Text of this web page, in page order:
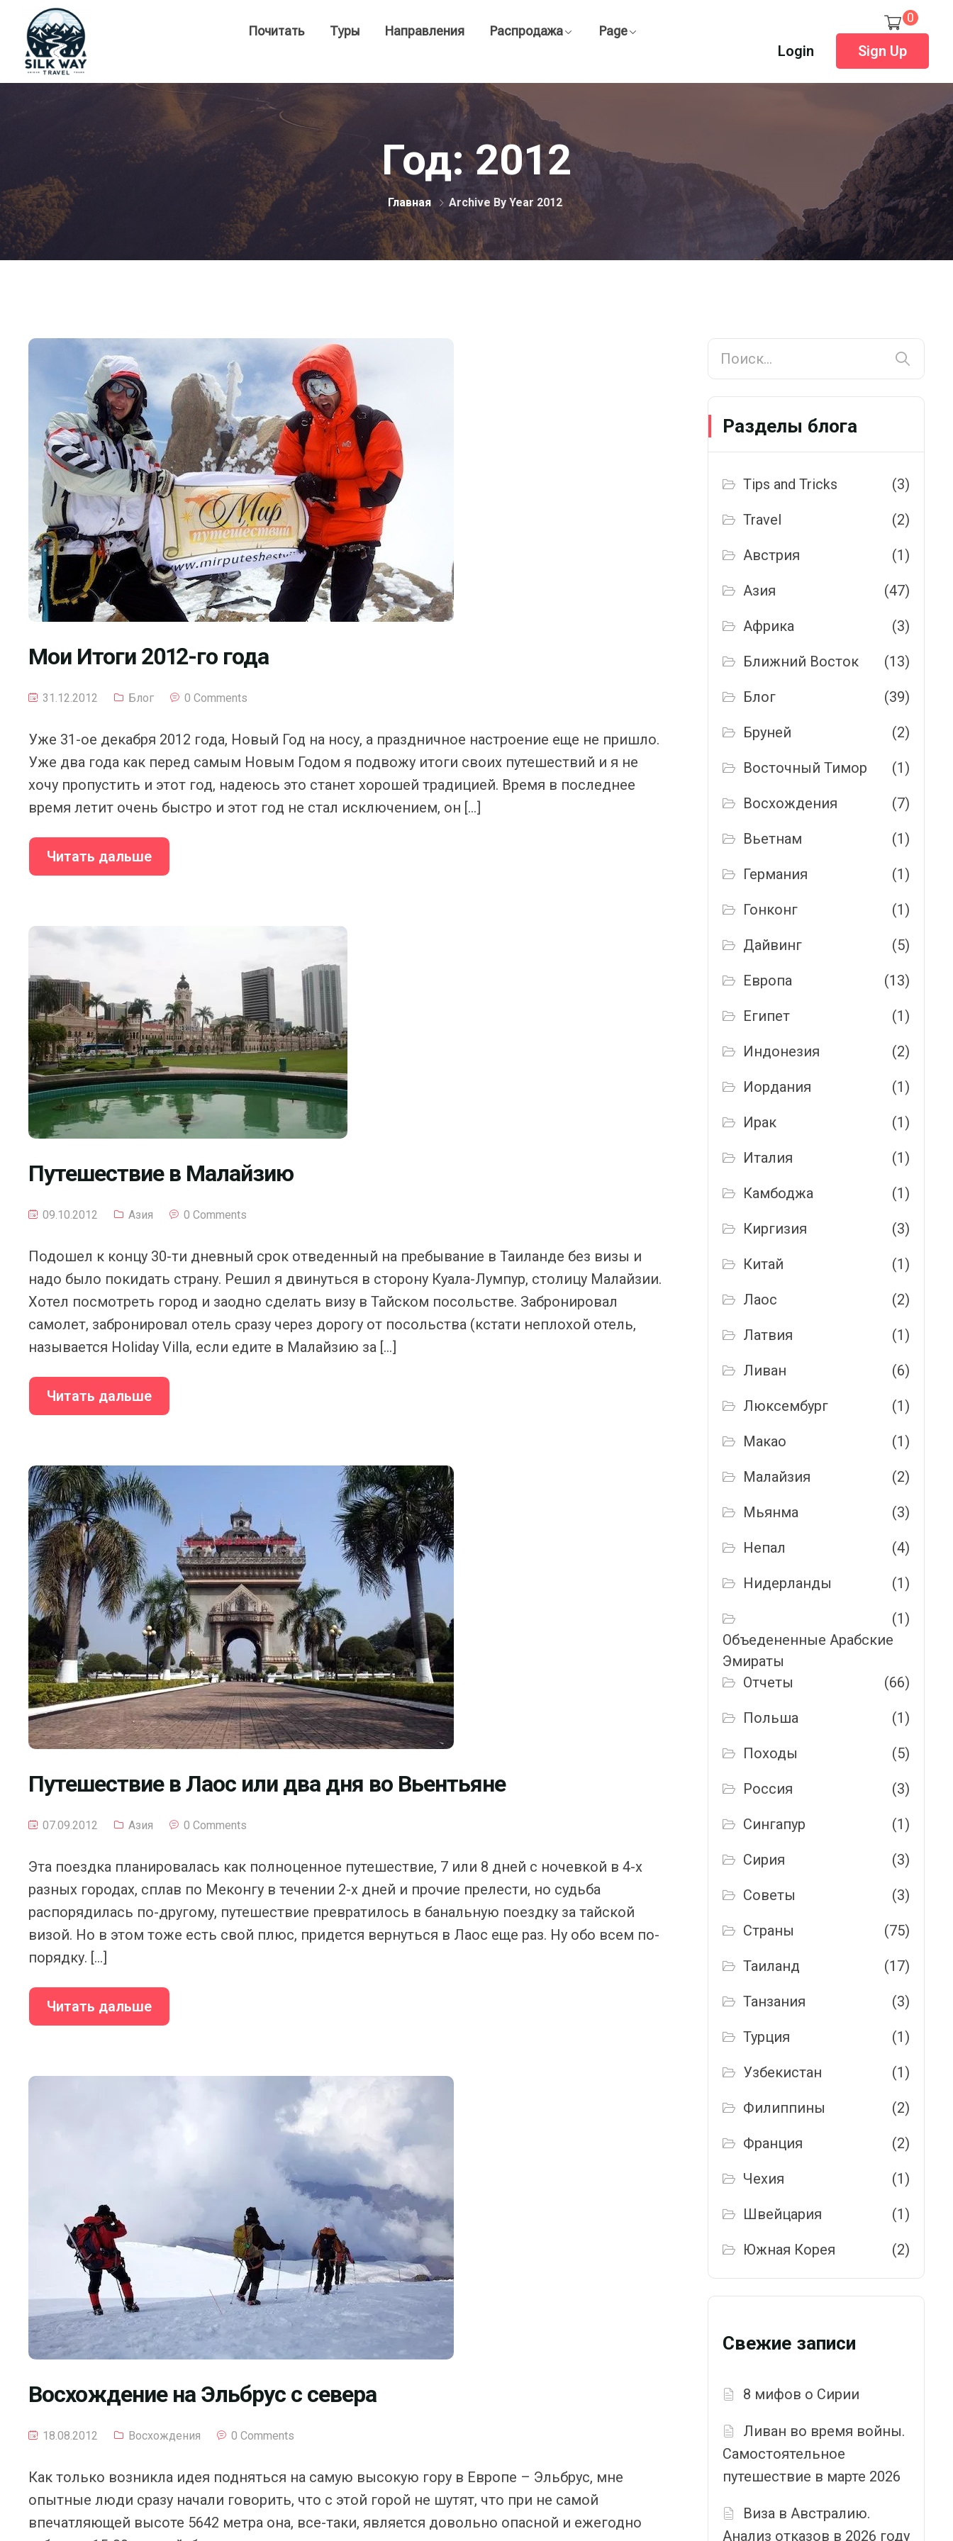
Почитать Туры Направления Распродажа Page
0
Login Sign Up
Год:2012
Главная Archive By Year 2012
Мои Итоги 2012-го года
31.12.2012 Блог 0 Comments
Уже 31-ое декабря 2012 года, Новый Год на носу, а праздничное настроение еще не пришло.
Уже два года как перед самым Новым Годом я подвожу итоги своих путешествий и я не
хочу пропустить и этот год, надеюсь это станет хорошей традицией. Время в последнее
время летит очень быстро и этот год не стал исключением, он […]
Читать дальше
Путешествие в Малайзию
09.10.2012 Азия 0 Comments
Подошел к концу 30-ти дневный срок отведенный на пребывание в Таиланде без визы и
надо было покидать страну. Решил я двинуться в сторону Куала-Лумпур, столицу Малайзии.
Хотел посмотреть город и заодно сделать визу в Тайском посольстве. Забронировал
самолет, забронировал отель сразу через дорогу от посольства (кстати неплохой отель,
называется Holiday Villa, если едите в Малайзию за […]
Читать дальше
Путешествие в Лаос или два дня во Вьентьяне
07.09.2012 Азия 0 Comments
Эта поездка планировалась как полноценное путешествие, 7 или 8 дней с ночевкой в 4-х
разных городах, сплав по Меконгу в течении 2-х дней и прочие прелести, но судьба
распорядилась по-другому, путешествие превратилось в банальную поездку за тайской
визой. Но в этом тоже есть свой плюс, придется вернуться в Лаос еще раз. Ну обо всем по-
порядку. […]
Читать дальше
Восхождение на Эльбрус с севера
18.08.2012 Восхождения 0 Comments
Как только возникла идея подняться на самую высокую гору в Европе – Эльбрус, мне
опытные люди сразу начали говорить, что с этой горой не шутят, что при не самой
впечатляющей высоте 5642 метра она, все-таки, является довольно опасной и ежегодно
Разделы блога
Tips and Tricks (3)
Travel (2)
Австрия (1)
Азия (47)
Африка (3)
Ближний Восток (13)
Блог (39)
Бруней (2)
Восточный Тимор (1)
Восхождения (7)
Вьетнам (1)
Германия (1)
Гонконг (1)
Дайвинг (5)
Европа (13)
Египет (1)
Индонезия (2)
Иордания (1)
Ирак (1)
Италия (1)
Камбоджа (1)
Киргизия (3)
Китай (1)
Лаос (2)
Латвия (1)
Ливан (6)
Люксембург (1)
Макао (1)
Малайзия (2)
Мьянма (3)
Непал (4)
Нидерланды (1)
Объедененные Арабские
Эмираты
(1)
Отчеты (66)
Польша (1)
Походы (5)
Россия (3)
Сингапур (1)
Сирия (3)
Советы (3)
Страны (75)
Таиланд (17)
Танзания (3)
Турция (1)
Узбекистан (1)
Филиппины (2)
Франция (2)
Чехия (1)
Швейцария (1)
Южная Корея (2)
Свежие записи
8 мифов о Сирии
Ливан во время войны.
Самостоятельное
путешествие в марте 2026
Виза в Австралию.
Анализ отказов в 2026 году